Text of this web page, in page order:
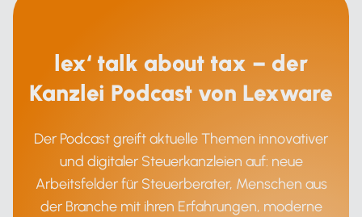
lex‘ talk about tax – der
Kanzlei Podcast von Lexware
Der Podcast greift aktuelle Themen innovativer
und digitaler Steuerkanzleien auf: neue
Arbeitsfelder für Steuerberater, Menschen aus
der Branche mit ihren Erfahrungen, moderne